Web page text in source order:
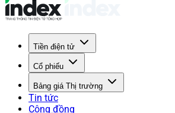
Tiền điện tử
Cổ phiếu
Bảng giá Thị trường
Tin tức
Cộng đồng